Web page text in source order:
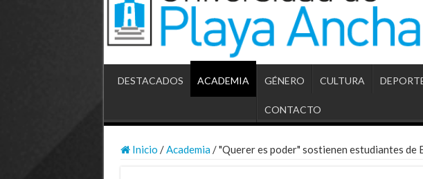
DESTACADOS ACADEMIA GÉNERO CULTURA
CONTACTO
Inicio / Academia /"Querer es poder" sostienen estudiantes de